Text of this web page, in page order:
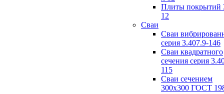
Плиты покрытий
12
Сваи
Сваи
серия 3.407.9-146
Сваи квадратного
сечения серия
115
Сваи сечением
300х300 ГОСТ